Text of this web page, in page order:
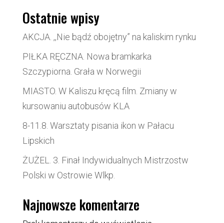
Ostatnie wpisy
AKCJA. ,,Nie bądź obojętny” na kaliskim rynku
PIŁKA RĘCZNA. Nowa bramkarka
Szczypiorna. Grała w Norwegii
MIASTO. W Kaliszu kręcą film. Zmiany w
kursowaniu autobusów KLA
8-11.8. Warsztaty pisania ikon w Pałacu
Lipskich
ŻUŻEL. 3. Finał Indywidualnych Mistrzostw
Polski w Ostrowie Wlkp.
Najnowsze komentarze